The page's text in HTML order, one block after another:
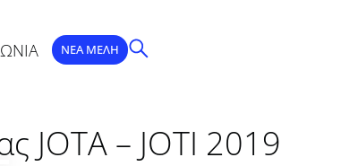
ΝΕΑ ΜΕΛΗ
JOTA – JOTI 2019